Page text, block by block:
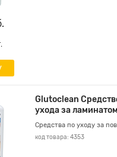
Glutoclean
ухода за
Средства по уходу за
код товара: 4353